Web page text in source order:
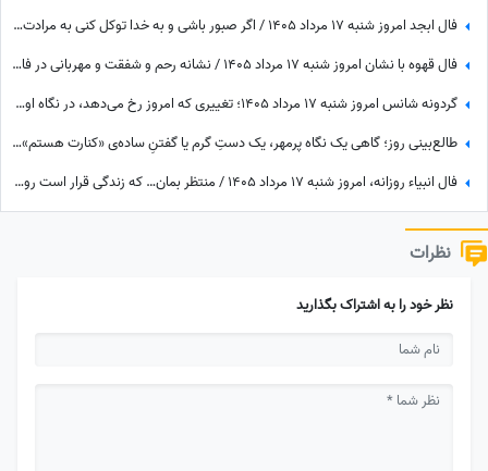
فال ابجد امروز شنبه 17 مرداد 1405 / اگر صبور باشی و به خدا توکل کنی به مرادت خواهی رسید
فال قهوه با نشان امروز شنبه 17 مرداد 1405 / نشانه رحم و شفقت و مهربانی در فال شماست، غافل نشوید؛ از دوستان ناباب بپرهیزید
گردونه شانس امروز شنبه 17 مرداد 1405؛ تغییری که امروز رخ می‌دهد، در نگاه اول غیرمنتظره است اما ...
طالع‌بینی روز؛ گاهی یک نگاه پرمهر، یک دستِ گرم یا گفتنِ ساده‌ی «کنارت هستم»، می‌تواند قلبی را برای همیشه آرام کند ... / شنبه 17 مرداد 1405
فال انبیاء روزانه، امروز شنبه 17 مرداد 1405 / منتظر بمان… که زندگی قرار است روی مهربانش را به تو نشان دهد. خبرهای خوش، در راه‌اند
نظرات
نظر خود را به اشتراک بگذارید